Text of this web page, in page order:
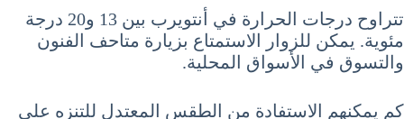
تتراوح درجات الحرارة في أنتويرب بين 13 و20 درجة
مئوية. يمكن للزوار الاستمتاع بزيارة متاحف الفنون
والتسوق في الأسواق المحلية.
كم يمكنهم الاستفادة من الطقس المعتدل للتنزه على